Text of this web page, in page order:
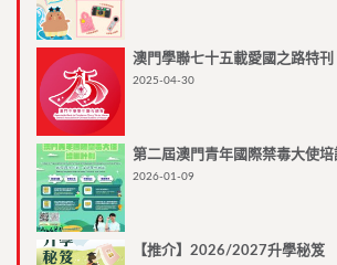
澳門學聯七十五載愛國之路特刊
2025-04-30
第二屆澳門青年國際禁毒大使培
2026-01-09
【推介】2026/2027升學秘笈